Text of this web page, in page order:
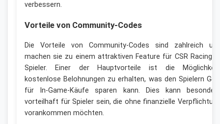
verbessern.
Vorteile von Community-Codes
Die Vorteile von Community-Codes sind zahlreich
machen sie zu einem attraktiven Feature für CSR Racing
Spieler. Einer der Hauptvorteile ist die
kostenlose Belohnungen zu erhalten, was den Spielern
für In-Game-Käufe sparen kann. Dies kann
vorteilhaft für Spieler sein, die ohne finanzielle
vorankommen möchten.